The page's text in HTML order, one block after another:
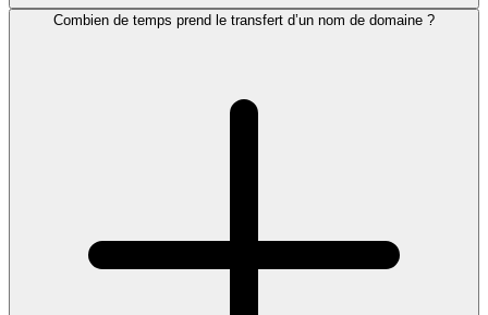
Combien de temps prend le transfert d’un nom de domaine ?